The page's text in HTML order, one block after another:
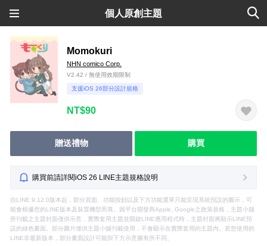
個人原創主題
Momokuri
NHN comico Corp.
V2.42 / 無使用效期限制
支援iOS 26部分設計規格
NT$90
贈送禮物 購買
購買前請詳閱iOS 26 LINE主題規格說明
自LINE 9.12.0版本起，部分頁面、功能按鈕以及下方功能選單只能呈現系統預設的圖示，可
能會根據您的LINE版本及裝置機型而異。因平台開發商Apple, Google之政策規格，主題小舖
所刊載之主題封面僅供示意，實際套用主題並開啟LINE應用程式時，主題封面將顯示LINE預
設的綠色畫面。部分圖片僅供主題小舖刊載使用，不會顯示在實際套用的主題內。若您使用的
LINE非最新版本，部分畫面設計可能與下方示意圖有所不同。